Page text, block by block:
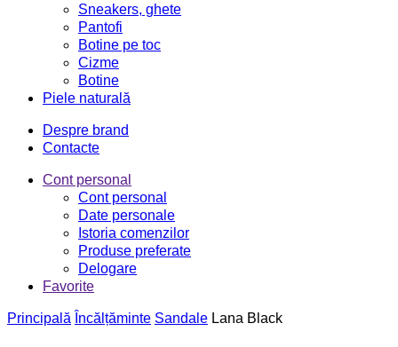
Sneakers, ghete
Pantofi
Botine pe toc
Cizme
Botine
Piele naturală
Despre brand
Contacte
Cont personal
Cont personal
Date personale
Istoria comenzilor
Produse preferate
Delogare
Favorite
Principală Încălțăminte Sandale Lana Black